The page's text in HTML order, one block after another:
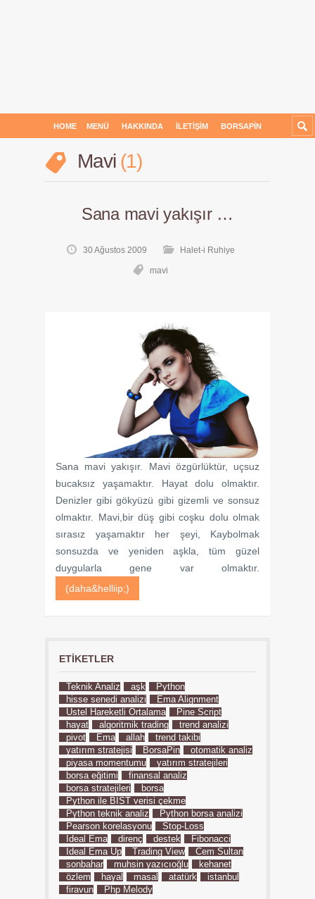
HOME MENÜ HAKKINDA İLETIŞIM BORSAPIN
Mavi 1
Sana mavi yakışır …
30 Ağustos 2009 Halet-i Ruhiye
mavi
Sana mavi yakışır. Mavi özgürlüktür, uçsuz
bucaksız yaşamaktır. Hayat dolu olmaktır.
Denizler gibi gökyüzü gibi gizemli ve sonsuz
olmaktır. Mavi,bir düş gibi coşku dolu olmak
sırasız yaşamaktır her şeyi, Kaybolmak
sonsuzda ve yeniden aşkla, tüm güzel
duygularla gene var olmaktır.
(daha&helliip;)
ETIKETLER
Teknik Analiz aşk
Python
hisse senedi analizi
Ema Alignment
Üstel Hareketli Ortalama
Pine Script
hayat
algoritmik trading
trend analizi
pivot
Ema allah
trend takibi
yatırım stratejisi
BorsaPin
otomatik analiz
piyasa momentumu
yatırım stratejileri
borsa eğitimi
finansal analiz
borsa stratejileri
borsa
Python ile BIST verisi çekme
Python teknik analiz
Python borsa analizi
Pearson korelasyonu
Stop-Loss
İdeal Ema
direnç destek
Fibonacci
İdeal Ema Up
Trading View
Cem Sultan
sonbahar
muhsin yazıcıoğlu
kehanet
özlem
hayal masal atatürk
istanbul
firavun
Php Melody